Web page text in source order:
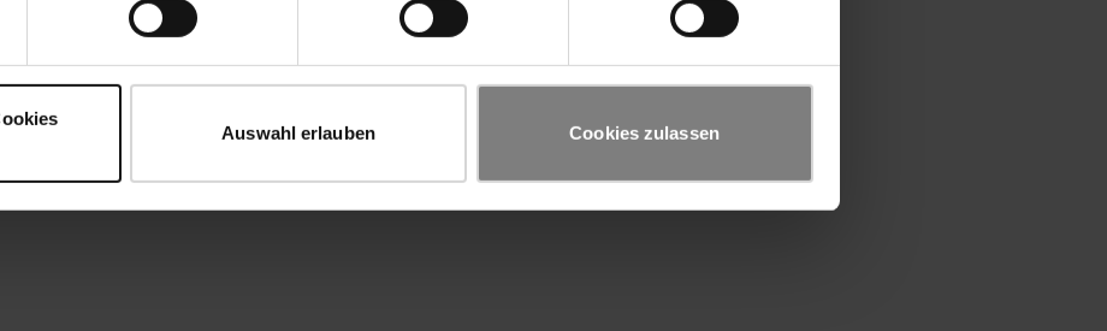
Auswahl erlauben Cookies zulassen